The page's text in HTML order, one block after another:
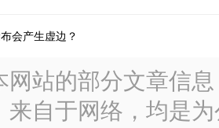
会产生虚边？
网站的部分文章信
来自于网络，均是